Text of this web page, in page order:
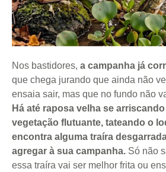
Nos bastidores, a campanha já
que chega jurando que ainda não
ensaia sair, mas que no fundo não
Há até raposa velha se
vegetação flutuante, tateando o
encontra alguma traíra
agregar à sua campanha. Só não
essa traíra vai ser melhor frita ou